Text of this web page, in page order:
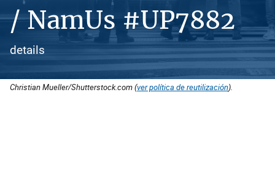
/ NamUs #UP7882
details
Christian Mueller/Shutterstock.com (ver política de reutilización).